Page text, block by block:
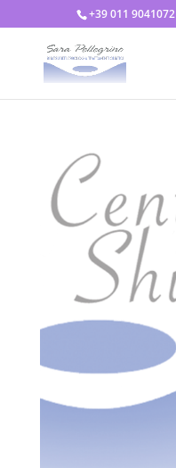
+39 011 9041072